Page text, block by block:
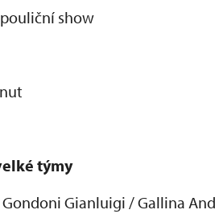
ční show
týmy
Gondoni Gianluigi / Gallina